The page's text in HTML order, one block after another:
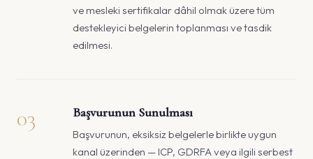
ve mesleki sertifikalar dâhil olmak üzere tüm
destekleyici belgelerin toplanması ve tasdik
edilmesi.
03 Başvurunun Sunulması
Başvurunun, eksiksiz belgelerle birlikte uygun
kanal üzerinden — ICP, GDRFA veya ilgili serbest